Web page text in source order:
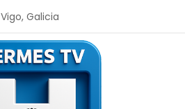
Vigo, Galicia